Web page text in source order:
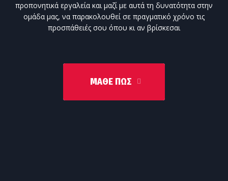
προπονητικά εργαλεία και μαζί με αυτά τη δυνατότητα στην
ομάδα μας, να παρακολουθεί σε πραγματικό χρόνο τις
προσπάθειές σου όπου κι αν βρίσκεσαι
ΜΆΘΕ ΠΩΣ